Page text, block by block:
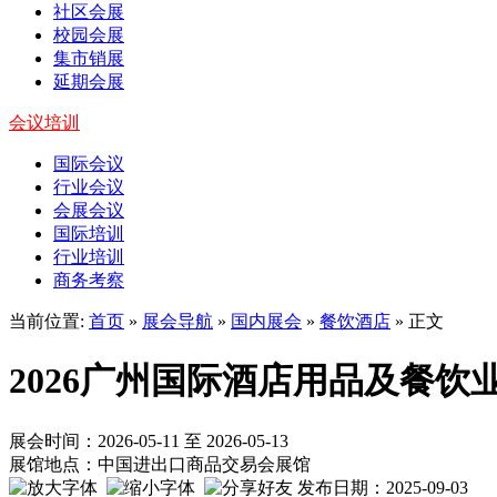
社区会展
校园会展
集市销展
延期会展
会议培训
国际会议
行业会议
会展会议
国际培训
行业培训
商务考察
当前位置: 首页 » 展会导航 » 国内展会 » 餐饮酒店 » 正文
2026广州国际酒店用品及餐饮
展会时间：2026-05-11 至 2026-05-13
展馆地点：中国进出口商品交易会展馆
发布日期：2025-09-03